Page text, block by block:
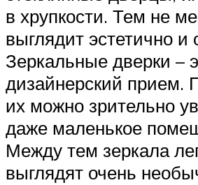
в хрупкости. Тем не
выглядит эстетично и
Зеркальные дверки –
дизайнерский прием.
их можно зрительно
даже маленькое
Между тем зеркала
выглядят очень